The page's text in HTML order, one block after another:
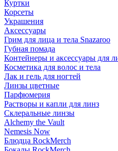
Куртки
Корсеты
Украшения
Аксессуары
Грим для лица и тела Snazaroo
Губная помада
Контейнеры и аксессуары для
Косметика для волос и тела
Лак и гель для ногтей
Линзы цветные
Парфюмерия
Растворы и капли для линз
Склеральные линзы
Alchemy the Vault
Nemesis Now
Блюдца RockMerch